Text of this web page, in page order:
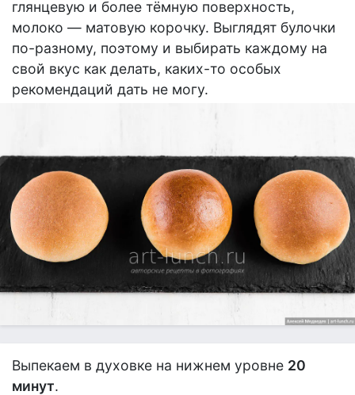
глянцевую и более тёмную поверхность,
молоко — матовую корочку. Выглядят булочки
по-разному, поэтому и выбирать каждому на
свой вкус как делать, каких-то особых
рекомендаций дать не могу.
Выпекаем в духовке на нижнем уровне 20
минут.